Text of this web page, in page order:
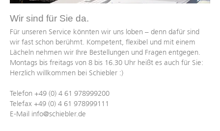
Wir sind für Sie da.
Für unseren Service könnten wir uns loben – denn dafür sind
wir fast schon berühmt. Kompetent, flexibel und mit einem
Lächeln nehmen wir Ihre Bestellungen und Fragen entgegen.
Montags bis freitags von 8 bis 16.30 Uhr heißt es auch für Sie:
Herzlich willkommen bei Schiebler :)
Telefon +49 (0) 4 61 978999200
Telefax +49 (0) 4 61 978999111
E-Mail info@schiebler.de